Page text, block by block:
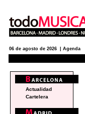
06 de agosto de 2026 | Agenda
Actualidad
Cartelera